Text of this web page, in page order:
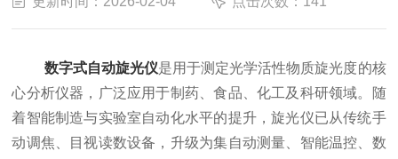
数字式自动旋光仪是用于测定光学活性物质旋光度的核
心分析仪器，广泛应用于制药、食品、化工及科研领域。随
着智能制造与实验室自动化水平的提升，旋光仪已从传统手
动调焦、目视读数设备，升级为集自动测量、智能温控、数